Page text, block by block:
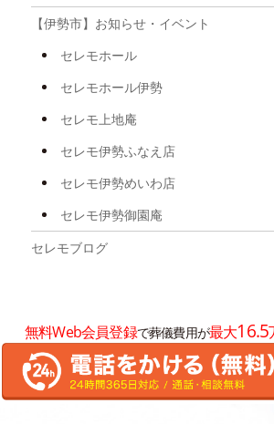
2025年7月
2025年3月
2025年2月
2025年1月
2024年12月
2024年8月
2024年7月
2024年6月
【伊勢市】お知らせ・イベント
セレモホール
セレモホール伊勢
セレモ上地庵
セレモ伊勢ふなえ店
セレモ伊勢めいわ店
セレモ伊勢御園庵
セレモブログ
無料Web会員登録で葬儀費用が最大16.5